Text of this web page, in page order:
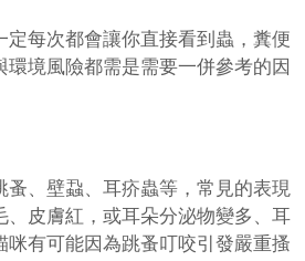
定每次都會讓你直接看到蟲，糞便
環境風險都需是需要一併參考的因
蚤、壁蝨、耳疥蟲等，常見的表現
、皮膚紅，或耳朵分泌物變多、耳
咪有可能因為跳蚤叮咬引發嚴重搔